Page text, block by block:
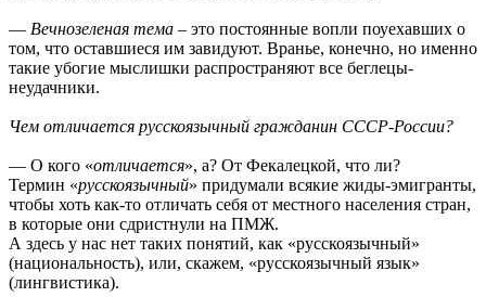
— Вечнозеленая тема – это постоянные вопли поуехавших о
том, что оставшиеся им завидуют. Вранье, конечно, но именно
такие убогие мыслишки распространяют все беглецы-
неудачники.
Чем отличается русскоязычный гражданин СССР-России?
— О кого «отличается», а? От Фекалецкой, что ли?
Термин «русскоязычный» придумали всякие жиды-эмигранты,
чтобы хоть как-то отличать себя от местного населения стран,
в которые они сдристнули на ПМЖ.
А здесь у нас нет таких понятий, как «русскоязычный»
(национальность), или, скажем, «русскоязычный язык»
(лингвистика).